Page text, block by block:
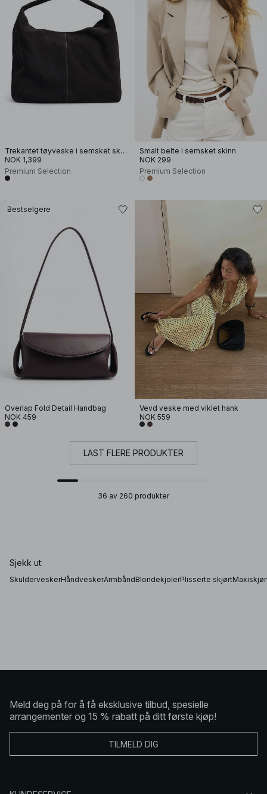
Trekantet tøyveske i semsket skinn
NOK 1,399
Premium Selection
Smalt belte i semsket skinn
NOK 299
Premium Selection
Bestselgere
Overlap Fold Detail Handbag
NOK 459
Vevd veske med viklet hank
NOK 559
LAST FLERE PRODUKTER
36 av 260 produkter
Sjekk ut:
SkulderveskerHåndveskerArmbåndBlondekjolerPlisserte skjørt
Meld deg på for å få eksklusive tilbud, spesielle
arrangementer og 15 % rabatt på ditt første kjøp!
TILMELD DIG